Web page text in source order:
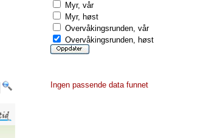
Myr, vår
Myr, høst
Overvåkingsrunden, vår
Overvåkingsrunden, høst
Ingen passende data funnet